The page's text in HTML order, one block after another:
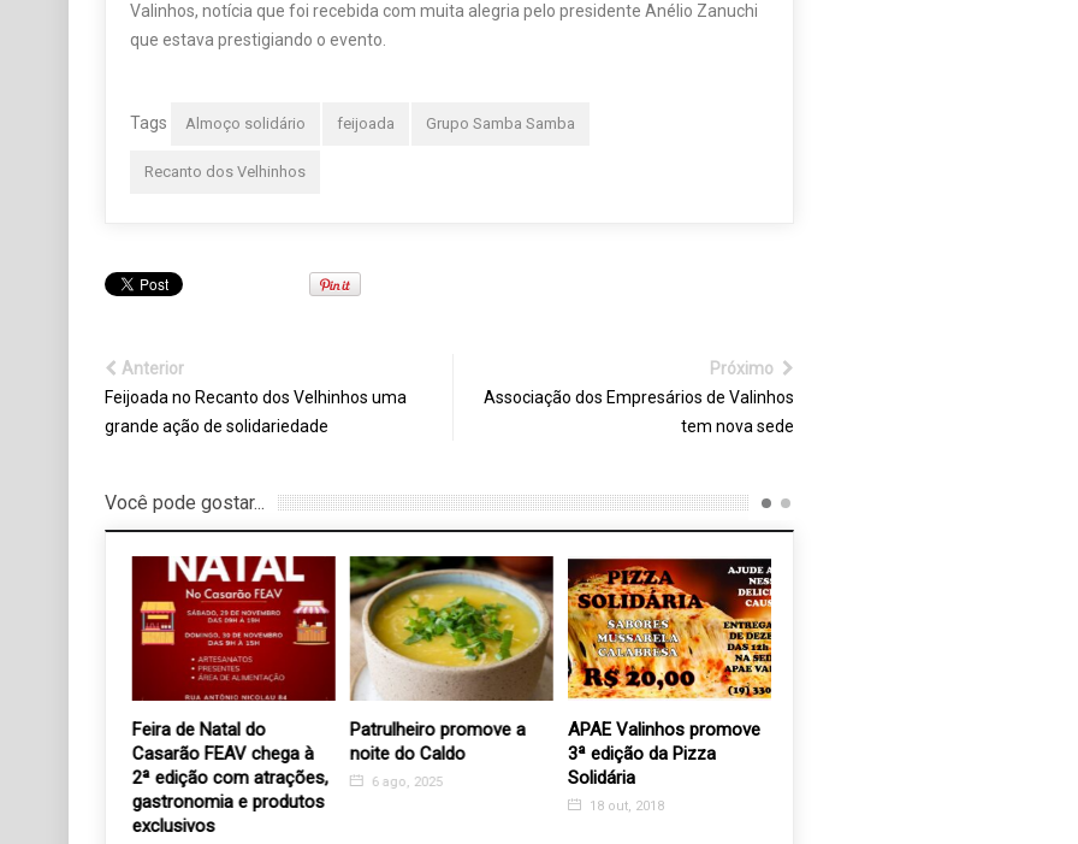
Valinhos, notícia que foi recebida com muita alegria pelo presidente Anélio Zanuchi
que estava prestigiando o evento.
Tags Almoço solidário feijoada Grupo Samba Samba
Recanto dos Velhinhos
Anterior
Feijoada no Recanto dos Velhinhos uma
grande ação de solidariedade
Próximo
Associação dos Empresários de Valinhos
tem nova sede
Você pode gostar...
Feira de Natal do
Casarão FEAV chega à
2ª edição com atrações,
gastronomia e produtos
exclusivos
Patrulheiro promove a
noite do Caldo
6 ago, 2025
APAE Valinhos promove
3ª edição da Pizza
Solidária
18 out, 2018